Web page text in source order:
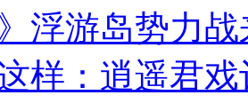
》浮游岛势力
样：逍遥君